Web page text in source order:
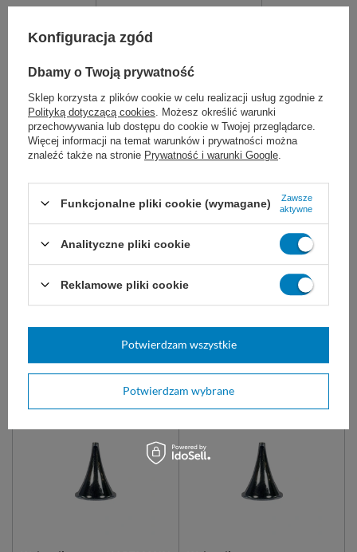
Haczyk uszny LUCAE
Hak laryngologiczny do
obcych z wnętrza ucha.
Wielokrotnego użytku, ze stali
nierdzewnej.
Dostępny
WYBIERZ WARIANT
35,00 zł
Zobacz także:
Konfiguracja zgód
Dbamy o Twoją prywatność
Sklep korzysta z plików cookie w celu realizacji usług zgodnie z
Polityką dotyczącą cookies . Możesz określić warunki
przechowywania lub dostępu do cookie w Twojej przeglądarce.
Więcej informacji na temat warunków i prywatności można
znaleźć także na stronie Prywatność i warunki Google
Funkcjonalne pliki cookie (wymagane)
Zawsze
aktywne
Analityczne pliki cookie
Reklamowe pliki cookie
Potwierdzam wybrane
Potwierdzam wszystkie